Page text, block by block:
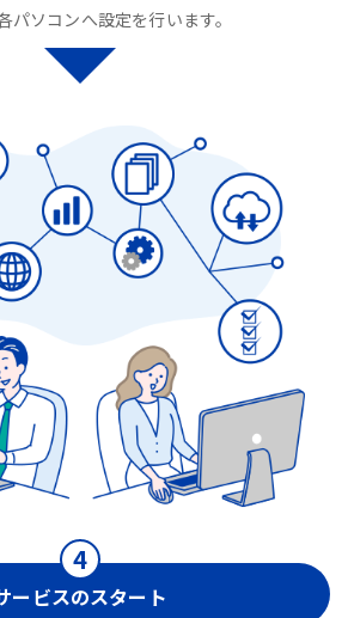
ソコンへ設定を行います。
ービスのスタート